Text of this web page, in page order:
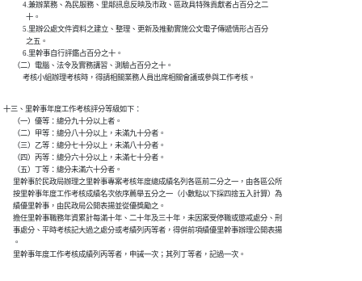
            4.兼辦業務、為民服務、里鄰訊息反映及市政、區政具特殊貢獻者占百分之二
              十。
            5.里辦公處文件資料之建立、整理、更新及推動實施公文電子傳遞情形占百分
              之五。
            6.里幹事自行評鑑占百分之十。
      （二）電腦、法令及實務講習、測驗占百分之十。
十三、里幹事年度工作考核評分等級如下：
      （一）優等：總分九十分以上者。
      （二）甲等：總分八十分以上，未滿九十分者。
      （三）乙等：總分七十分以上，未滿八十分者。
      （四）丙等：總分六十分以上，未滿七十分者。
      （五）丁等：總分未滿六十分者。
      里幹事於民政局辦理之里幹事專案考核年度總成績名列各區前二分之一，由各區公所
      按里幹事年度工作考核成績名次依序薦舉五分之一（小數點以下採四捨五入計算）為
      績優里幹事，由民政局公開表揚並從優獎勵之。
      擔任里幹事職務年資累計每滿十年、二十年及三十年，未因案受停職或懲戒處分、刑
      事處分、平時考核記大過之處分或考績列丙等者，得併前項績優里幹事辦理公開表揚
      。